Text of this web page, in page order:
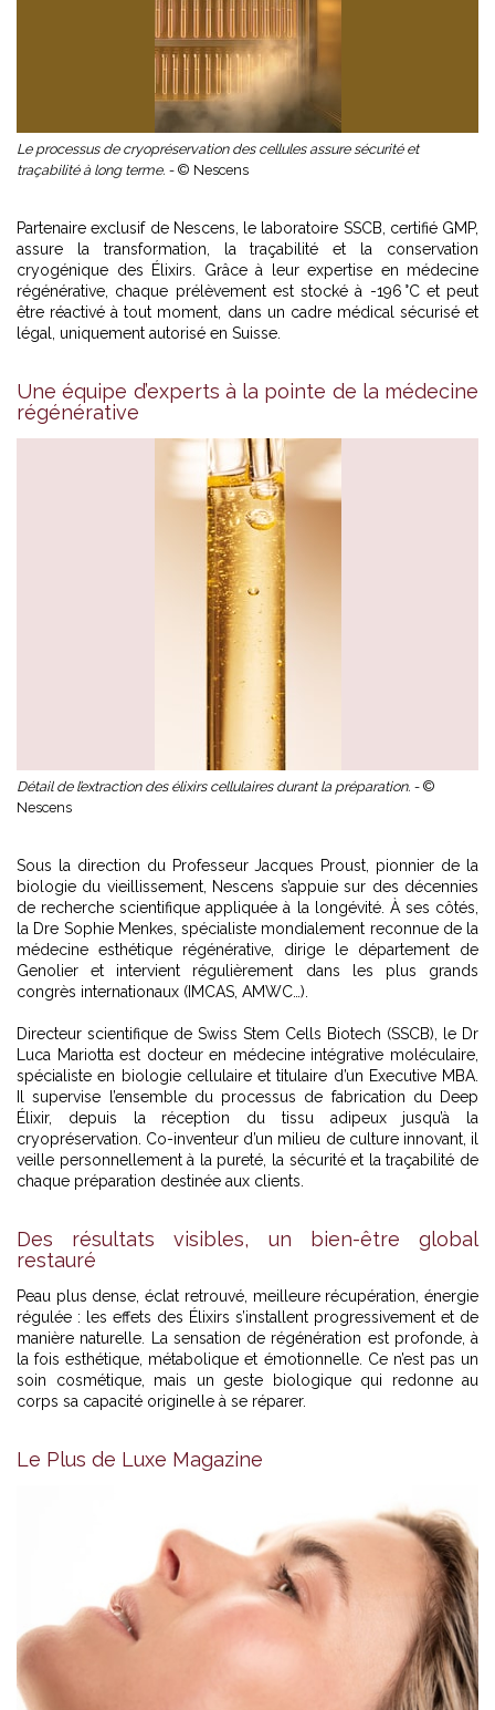
Le processus de cryopréservation des cellules assure sécurité et
traçabilité à long terme. - © Nescens
Partenaire exclusif de Nescens, le laboratoire SSCB, certifié GMP,
assure la transformation, la traçabilité et la conservation
cryogénique des Élixirs. Grâce à leur expertise en médecine
régénérative, chaque prélèvement est stocké à -196 °C et peut
être réactivé à tout moment, dans un cadre médical sécurisé et
légal, uniquement autorisé en Suisse.
Une équipe d’experts à la pointe de la médecine
régénérative
Détail de l’extraction des élixirs cellulaires durant la préparation. - ©
Nescens
Sous la direction du Professeur Jacques Proust, pionnier de la
biologie du vieillissement, Nescens s’appuie sur des décennies
de recherche scientifique appliquée à la longévité. À ses côtés,
la Dre Sophie Menkes, spécialiste mondialement reconnue de la
médecine esthétique régénérative, dirige le département de
Genolier et intervient régulièrement dans les plus grands
congrès internationaux (IMCAS, AMWC…).
Directeur scientifique de Swiss Stem Cells Biotech (SSCB), le Dr
Luca Mariotta est docteur en médecine intégrative moléculaire,
spécialiste en biologie cellulaire et titulaire d’un Executive MBA.
Il supervise l’ensemble du processus de fabrication du Deep
Élixir, depuis la réception du tissu adipeux jusqu’à la
cryopréservation. Co-inventeur d’un milieu de culture innovant, il
veille personnellement à la pureté, la sécurité et la traçabilité de
chaque préparation destinée aux clients.
Des résultats visibles, un bien-être global
restauré
Peau plus dense, éclat retrouvé, meilleure récupération, énergie
régulée : les effets des Élixirs s’installent progressivement et de
manière naturelle. La sensation de régénération est profonde, à
la fois esthétique, métabolique et émotionnelle. Ce n’est pas un
soin cosmétique, mais un geste biologique qui redonne au
corps sa capacité originelle à se réparer.
Le Plus de Luxe Magazine